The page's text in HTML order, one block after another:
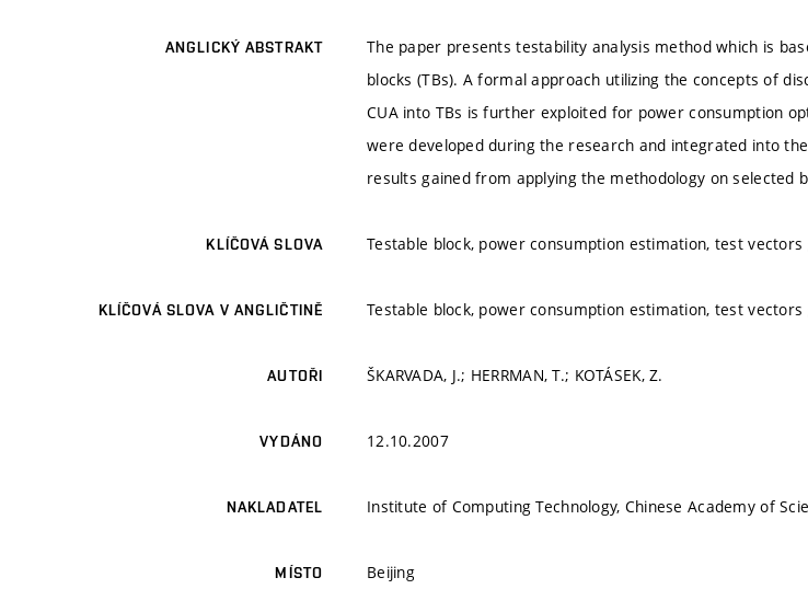
ANGLICKÝ ABSTRAKT
The paper presents testability analysis method which is
blocks (TBs). A formal approach utilizing the concepts of
CUA into TBs is further exploited for power consumption
were developed during the research and integrated into
results gained from applying the methodology on selected
KLÍČOVÁ SLOVA Testable block, power consumption estimation, test
KLÍČOVÁ SLOVA V ANGLIČTINĚ Testable block, power consumption estimation, test
AUTOŘI ŠKARVADA, J.; HERRMAN, T.; KOTÁSEK, Z.
VYDÁNO 12.10.2007
NAKLADATEL Institute of Computing Technology, Chinese Academy of
MÍSTO Beijing